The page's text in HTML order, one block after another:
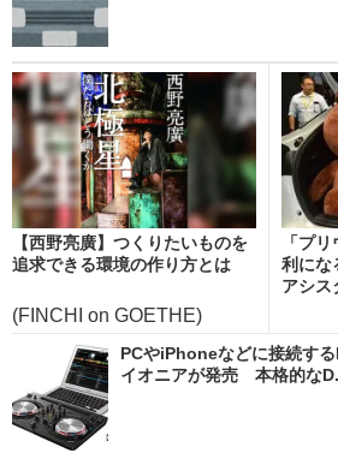
【西野亮廣】つくりたいものを
追求できる環境の作り方とは
(FINCHI on GOETHE)
「プ
利に
アシス
PCやiPhoneなどに接続す
イオニアが発売 本格的な